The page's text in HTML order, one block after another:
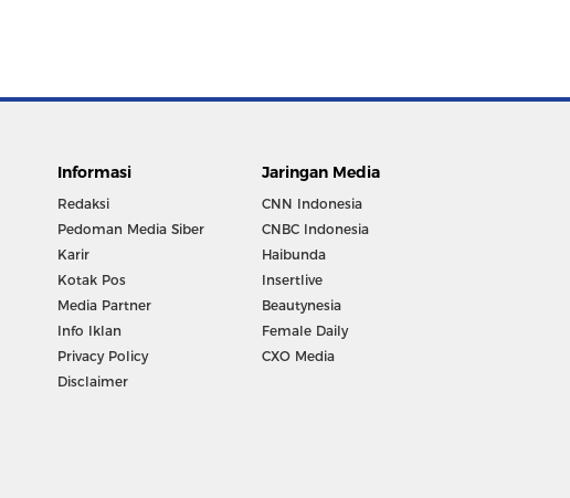
Informasi
Redaksi
Pedoman Media Siber
Karir
Kotak Pos
Media Partner
Info Iklan
Privacy Policy
Disclaimer
Jaringan Media
CNN Indonesia
CNBC Indonesia
Haibunda
Insertlive
Beautynesia
Female Daily
CXO Media